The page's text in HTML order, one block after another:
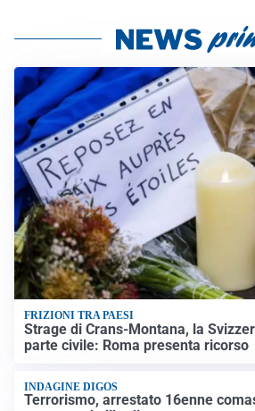
FRIZIONI TRA PAESI
Strage di Crans-Montana, la
parte civile: Roma presenta ricorso
INDAGINE DIGOS
Terrorismo, arrestato 16enne